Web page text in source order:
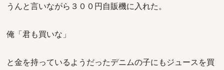
うんと言いながら３００円自販機に入れた。
俺「君も買いな」
と金を持っているようだったデニムの子にもジュースを買